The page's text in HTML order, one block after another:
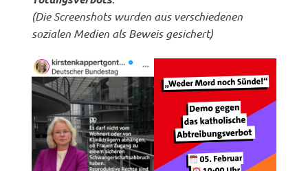
(Die Screenshots wurden aus verschiedenen
sozialen Medien als Beweis gesichert)